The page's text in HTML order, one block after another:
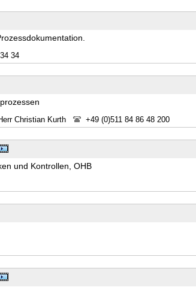
34
Christian Kurth +49 (0)511 84 86 48 200
und Kontrollen, OHB